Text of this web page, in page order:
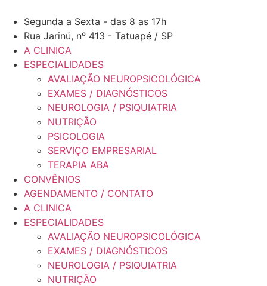
para
conteúdo
Segunda a Sexta - das 8 as 17h
Rua Jarinú, nº 413 - Tatuapé / SP
A CLINICA
ESPECIALIDADES
AVALIAÇÃO NEUROPSICOLÓGICA
EXAMES / DIAGNÓSTICOS
NEUROLOGIA / PSIQUIATRIA
NUTRIÇÃO
PSICOLOGIA
SERVIÇO EMPRESARIAL
TERAPIA ABA
CONVÊNIOS
AGENDAMENTO / CONTATO
A CLINICA
ESPECIALIDADES
AVALIAÇÃO NEUROPSICOLÓGICA
EXAMES / DIAGNÓSTICOS
NEUROLOGIA / PSIQUIATRIA
NUTRIÇÃO